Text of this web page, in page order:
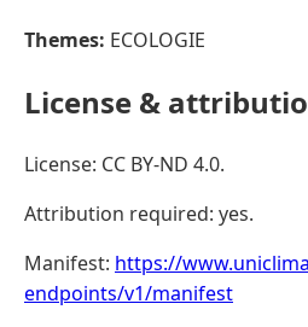
Themes: ECOLOGIE
License &
License: CC BY-ND 4.0.
Attribution required: yes.
Manifest: https://
endpoints/v1/manifest